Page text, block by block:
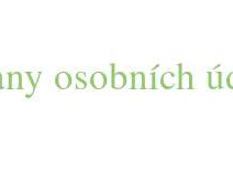
osobních